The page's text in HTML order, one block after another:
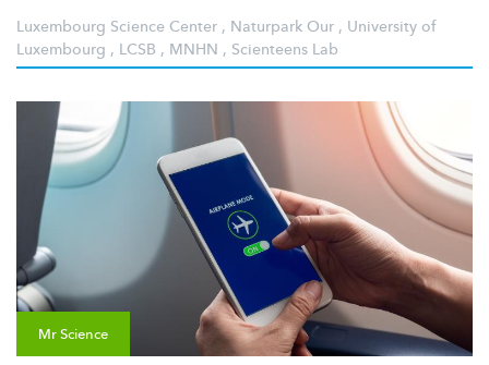
Luxembourg Science Center , Naturpark Our , University of
Luxembourg , LCSB , MNHN , Scienteens Lab
Mr Science